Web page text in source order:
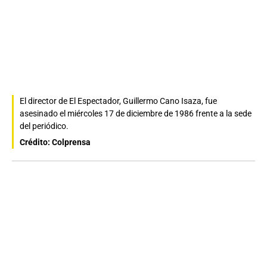
El director de El Espectador, Guillermo Cano Isaza, fue
asesinado el miércoles 17 de diciembre de 1986 frente a la sede
del periódico.
Crédito: Colprensa